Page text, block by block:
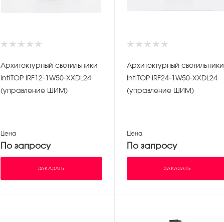
Архитектурный светильники
IntiTOP IRF12-1W50-XXDL24
(управление ШИМ)
Цена
По запросу
ЗАКАЗАТЬ
Архитектурный светильники
IntiTOP IRF24-1W50-XXDL24
(управление ШИМ)
Цена
По запросу
ЗАКАЗАТЬ